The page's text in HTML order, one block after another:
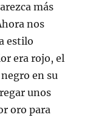
más
nos
estilo
era rojo, el
en su
unos
oro para